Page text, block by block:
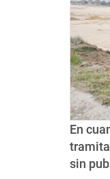
En
sin